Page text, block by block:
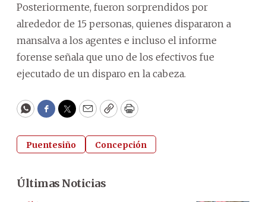
Posteriormente, fueron sorprendidos por
alrededor de 15 personas, quienes dispararon a
mansalva a los agentes e incluso el informe
forense señala que uno de los efectivos fue
ejecutado de un disparo en la cabeza.
WhatsApp
Facebook
Twitter
EmailCopyPrint
Puentesiño Concepción
Últimas Noticias